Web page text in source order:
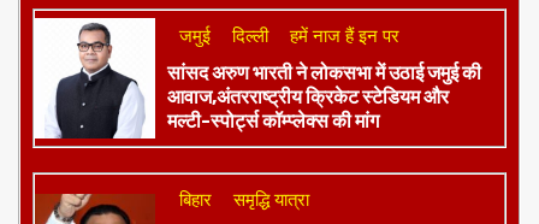
जमुई दिल्ली हमें नाज हैं इन पर
​सांसद अरुण भारती ने लोकसभा में उठाई जमुई की
आवाज,अंतरराष्ट्रीय क्रिकेट स्टेडियम और
मल्टी-स्पोर्ट्स कॉम्प्लेक्स की मांग
बिहार समृद्धि यात्रा